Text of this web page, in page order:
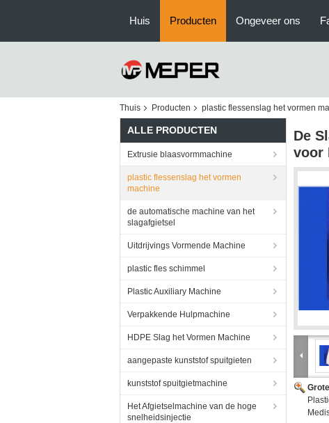
Huis Producten Ongeveer ons
Thuis Producten plastic flessenslag het vormen
ALLE PRODUCTEN
Extrusie blaasvormmachine
plastic flessenslag het vormen
machine
de automatische machine van het
slagafgietsel
Uitdrijvings Vormende Machine
plastic fles schimmel
Plastic Auxiliary Machine
Verpakkende Hulpmachine
HDPE Slag het Vormen Machine
aangepaste kunststof spuitgieten
kunststof spuitgietmachine
Het Afgietselmachine van de hoge
snelheidsinjectie
De
voor